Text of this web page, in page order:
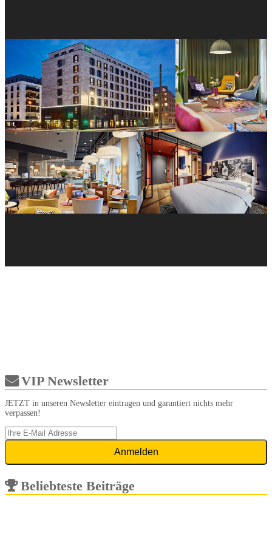
VIP Newsletter
JETZT in unseren Newsletter eintragen und garantiert nichts mehr
verpassen!
Beliebteste Beiträge